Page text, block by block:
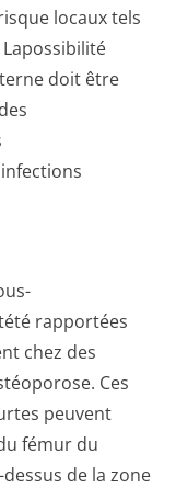
locaux tels
doit être
rapportées
chez des
Ces
peuvent
fémur du
de la zone